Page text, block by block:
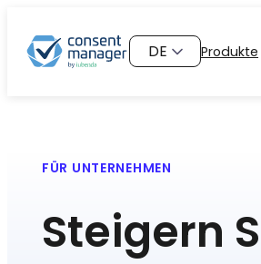
Inhalt
springen
Sprache
auswählen
Produkte
FÜR UNTERNEHMEN
Steigern